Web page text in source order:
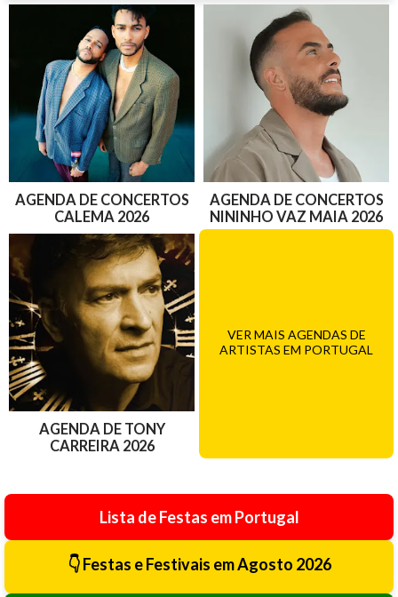
AGENDA DE CONCERTOS
CALEMA 2026
AGENDA DE CONCERTOS
NININHO VAZ MAIA 2026
AGENDA DE TONY
CARREIRA 2026
VER MAIS AGENDAS DE
ARTISTAS EM PORTUGAL
Lista de Festas em Portugal
👇 Festas e Festivais em Agosto 2026